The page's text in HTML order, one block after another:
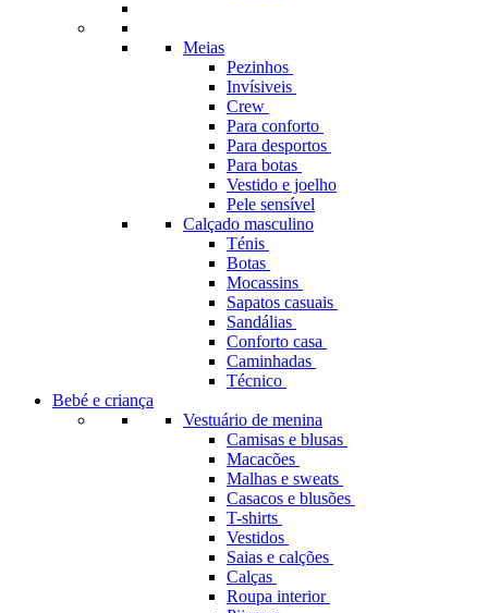
Meias
Pezinhos
Invísiveis
Crew
Para conforto
Para desportos
Para botas
Vestido e joelho
Pele sensível
Calçado masculino
Ténis
Botas
Mocassins
Sapatos casuais
Sandálias
Conforto casa
Caminhadas
Técnico
Bebé e criança
Vestuário de menina
Camisas e blusas
Macacões
Malhas e sweats
Casacos e blusões
T-shirts
Vestidos
Saias e calções
Calças
Roupa interior